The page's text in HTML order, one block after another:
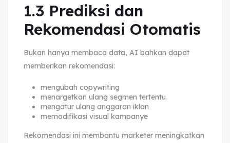
1.3 Prediksi dan
Rekomendasi Otomatis
Bukan hanya membaca data, AI bahkan dapat
memberikan rekomendasi:
mengubah copywriting
menargetkan ulang segmen tertentu
mengatur ulang anggaran iklan
memodifikasi visual kampanye
Rekomendasi ini membantu marketer meningkatkan